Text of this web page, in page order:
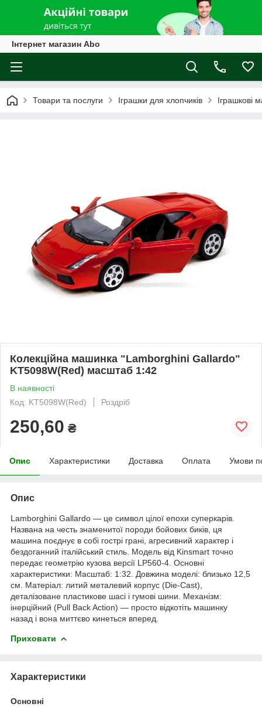
Інтернет магазин Abo
Товари та послуги Іграшки для хлопчиків Іграшкові
Колекційна машинка "Lamborghini Gallardo"
KT5098W(Red) масштаб 1:42
В наявності
Код: KT5098W(Red)
Роздріб
250,60 ₴
Опис Характеристики Доставка Оплата Умови
Опис
Lamborghini Gallardo — це символ цілої епохи суперкарів.
Названа на честь знаменитої породи бойових биків, ця
машина поєднує в собі гострі грані, агресивний характер і
бездоганний італійський стиль. Модель від Kinsmart точно
передає геометрію кузова версії LP560-4. Основні
характеристики: Масштаб: 1:32. Довжина моделі: близько 12,5
см. Матеріал: литий металевий корпус (Die-Cast),
деталізоване пластикове шасі і гумові шини. Механізм:
інерційний (Pull Back Action) — просто відкотіть машинку
назад і вона миттєво кинеться вперед.
Приховати
Характеристики
Основні